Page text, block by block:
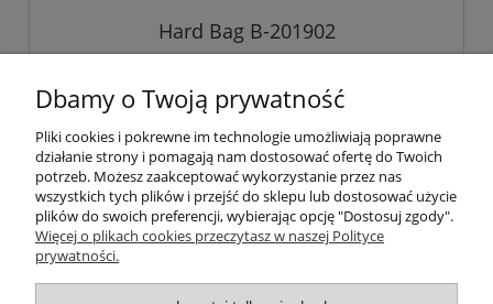
Hard Bag B-201902
80,00 zł
Pomoc
Moje konto
Dbamy o Twoją prywatność
Pliki cookies i pokrewne im technologie umożliwiają poprawne
działanie strony i pomagają nam dostosować ofertę do Twoich
potrzeb. Możesz zaakceptować wykorzystanie przez nas
wszystkich tych plików i przejść do sklepu lub dostosować użycie
plików do swoich preferencji, wybierając opcję "Dostosuj zgody".
Więcej o plikach cookies przeczytasz w naszej Polityce
prywatności.